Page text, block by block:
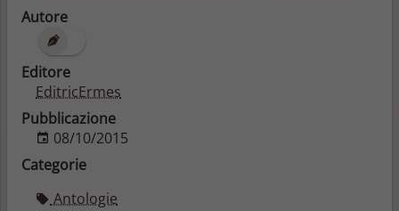
Autore
Editore
EditricErmes
Pubblicazione
08/10/2015
Categorie
Antologie